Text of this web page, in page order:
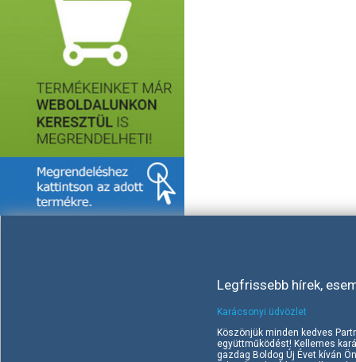
Legfrissebb hírek,
Karácsonyi üdvözlet
Köszönjük minden kedves
együttműködést! Kellemes
gazdag Boldog Új Évet kíván